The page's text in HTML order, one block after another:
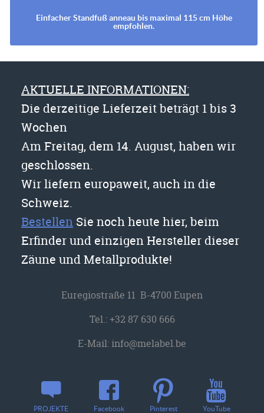
Einfacher Standfuß anneau bis maximal 115 cm Höhe
empfohlen.
AKTUELLE INFORMATIONEN:
Die derzeitige Lieferzeit beträgt 1 bis 3
Wochen
Am Freitag, dem 14. August, haben wir
geschlossen.
Wir liefern europaweit, auch in die
Schweiz.
Bestellen Sie noch heute hier, beim
Erfinder und einzigen Hersteller dieser
Zäune und Metallprodukte!
Euregiostraße 11 B-4700 Eupen
Tel.:+32 87 630 666
E-Mail:info@melabel.be
PROJEKTE Facebook Pinterest YouTube